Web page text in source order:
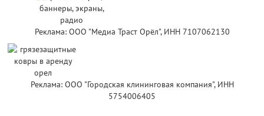
Реклама: ООО "Медиа Траст Орёл", ИНН 7107062130
Реклама: ООО "Городская клининговая компания", ИНН
5754006405